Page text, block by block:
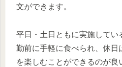
文ができます。
平日・土日ともに実施してい
勤前に手軽に食べられ、休日
を楽しむことができるのが良